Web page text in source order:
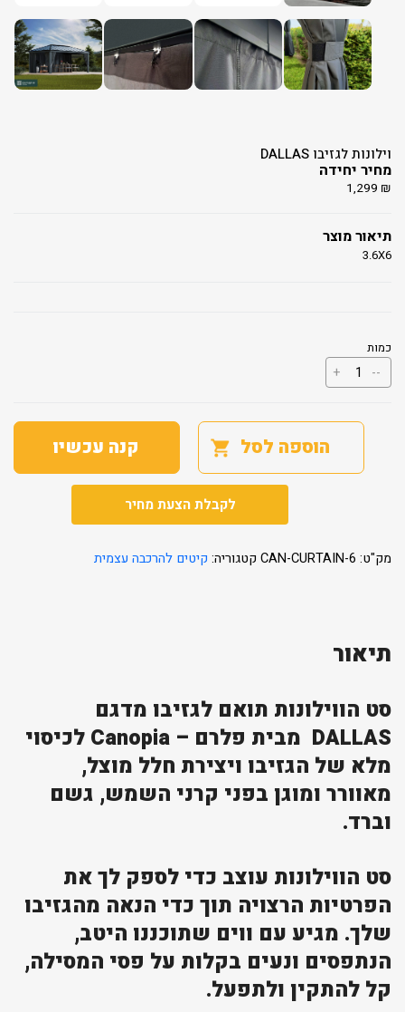
וילונות לגזיבו DALLAS
מחיר יחידה
1,299 ₪
תיאור מוצר
3.6X6
כמות
--
כמות
של
DALLAS
+
הוספה לסל קנה עכשיו
לקבלת הצעת מחיר
מק"ט: CAN-CURTAIN-6 קטגוריה: קיטים להרכבה עצמית
תיאור
סט הווילונות תואם לגזיבו מדגם
DALLAS מבית פלרם – Canopia לכיסוי
מלא של הגזיבו ויצירת חלל מוצל,
מאוורר ומוגן בפני קרני השמש, גשם
וברד.
סט הווילונות עוצב כדי לספק לך את
הפרטיות הרצויה תוך כדי הנאה מהגזיבו
שלך. מגיע עם ווים שתוכננו היטב,
הנתפסים ונעים בקלות על פסי המסילה,
קל להתקין ולתפעל.